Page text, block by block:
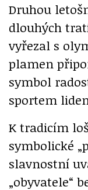
Druhou
dlouhých
vyřezal s
plamen
symbol
sportem
K tradicím
symbolické
slavnostní
„obyvatele“